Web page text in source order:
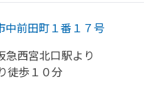
中前田町１番１７号
急西宮北口駅より
徒歩１０分